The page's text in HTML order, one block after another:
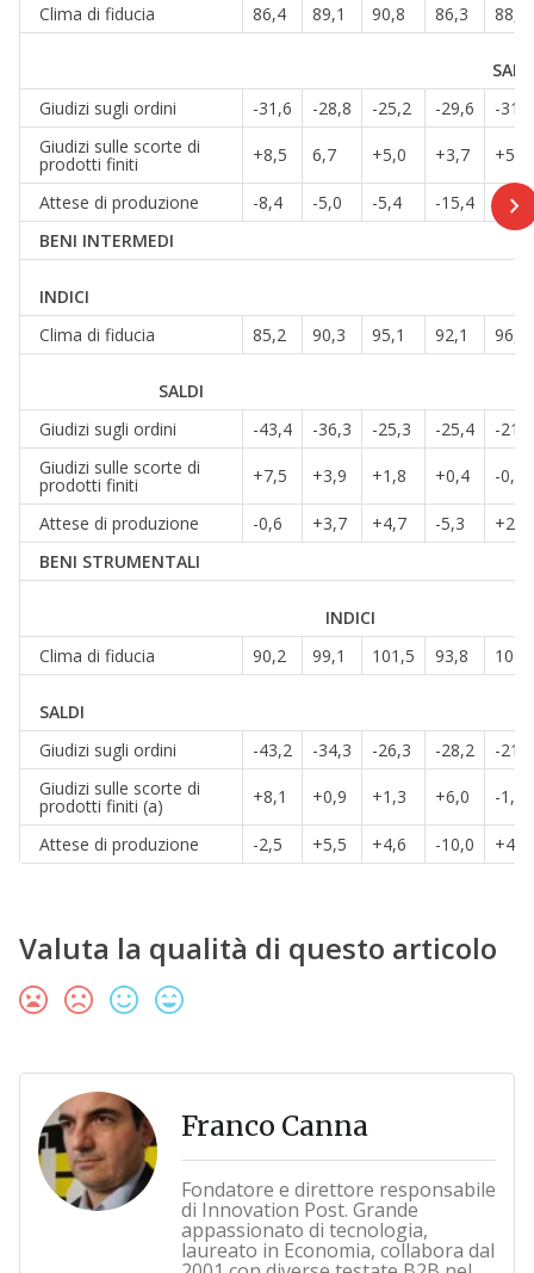
Clima di fiducia
86,4 89,1 90,8 86,3 88,6
Giudizi sugli ordini
-31,6 -28,8 -25,2 -29,6
-31,6
Giudizi sulle scorte di
prodotti finiti +8,5 6,7 +5,0 +3,7 +5,2
Attese di produzione -8,4 -5,0 -5,4 -15,4
-5,1
BENI INTERMEDI
INDICI
Clima di fiducia
85,2 90,3 95,1 92,1 96,5
SALDI
Giudizi sugli ordini
-43,4 -36,3 -25,3 -25,4
-21,6
Giudizi sulle scorte di
prodotti finiti +7,5 +3,9 +1,8 +0,4 -0,5
Attese di produzione -0,6 +3,7 +4,7 -5,3
+2,6
BENI STRUMENTALI
INDICI
Clima di fiducia
90,2 99,1 101,5 93,8
SALDI
Giudizi sugli ordini
-43,2 -34,3 -26,3 -28,2
-21,0
Giudizi sulle scorte di
prodotti finiti (a) +8,1 +0,9 +1,3 +6,0 -1,4
Attese di produzione -2,5 +5,5 +4,6 -10,0 +4,2
Valuta la qualità di questo articolo
Franco Canna
Fondatore e direttore responsabile
di Innovation Post. Grande
appassionato di tecnologia,
laureato in Economia, collabora dal